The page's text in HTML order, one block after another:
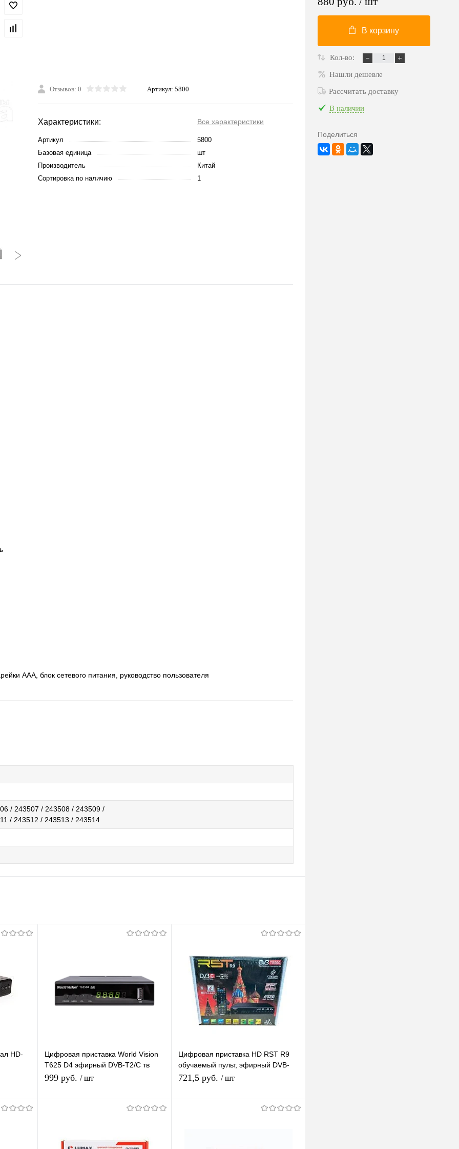
Отзывов: 0 Артикул: 5800
Характеристики: Все характеристики
Артикул
5800
Базовая единица
шт
Производитель
Китай
Сортировка по наличию
1
ААА, блок сетевого питания, руководство пользователя
/ 243507 / 243508 / 243509 /
/ 243512 / 243513 / 243514
HD-
Цифровая приставка World Vision
T625 D4 эфирный DVB-T2/C тв
приставка бесплатное тв тюнер
999 руб. / шт
Купить в 1 клик К сравнению
Цифровая приставка HD RST R9
обучаемый пульт, эфирный DVB-
T2/C тв ресивер бесплатное тв
721,5 руб. / шт
В корзину
Кол-во:
Нашли дешевле
Рассчитать доставку
В наличии
Поделиться